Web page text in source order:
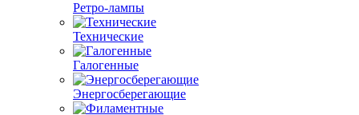
Ретро-лампы
Технические
Галогенные
Энергосберегающие